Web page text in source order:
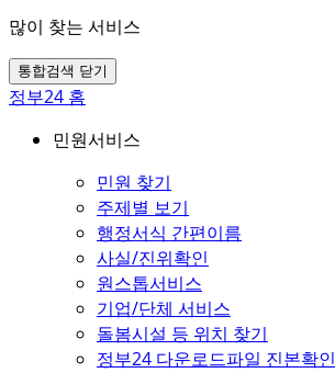
많이 찾는 서비스
통합검색 닫기
정부24 홈
민원서비스
민원 찾기
주제별 보기
행정서식 간편이름
사실/진위확인
원스톱서비스
기업/단체 서비스
돌봄시설 등 위치 찾기
정부24 다운로드파일 진본확인